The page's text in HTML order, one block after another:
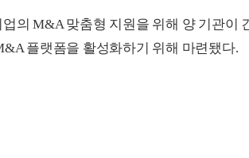
의 M&A 맞춤형 지원을 위해 양 기관이
플랫폼을 활성화하기 위해 마련됐다.